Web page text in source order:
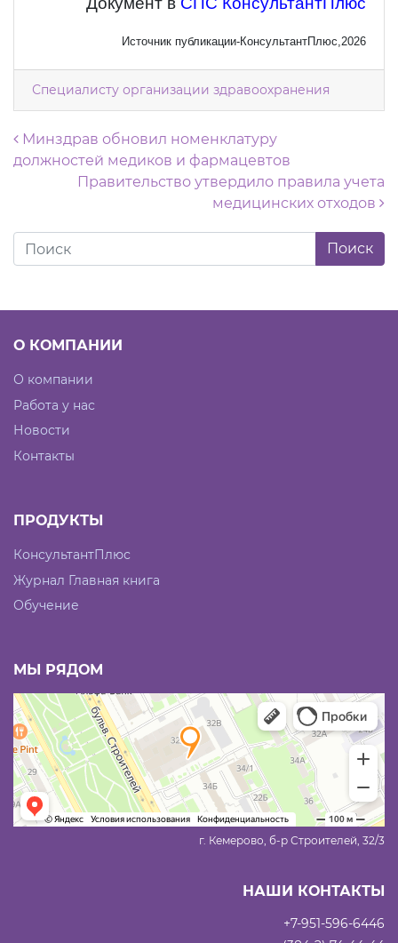
Источник публикации-КонсультантПлюс,2026
Специалисту организации здравоохранения
Навигация по записям
Минздрав обновил номенклатуру
должностей медиков и фармацевтов
Правительство утвердило правила учета
медицинских отходов
О КОМПАНИИ
О компании
Работа у нас
Новости
Контакты
ПРОДУКТЫ
КонсультантПлюс
Журнал Главная книга
Обучение
МЫ РЯДОМ
г. Кемерово, б-р Строителей, 32/3
НАШИ КОНТАКТЫ
+7-951-596-6446